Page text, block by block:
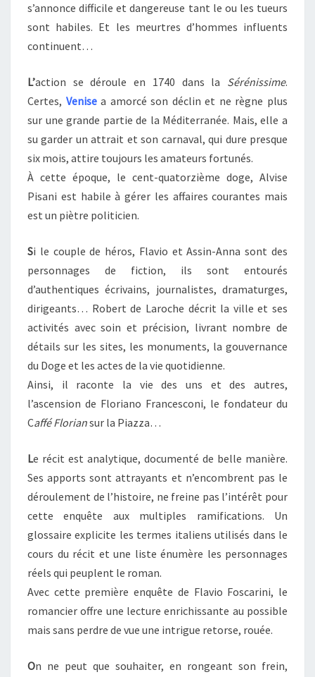
s’annonce difficile et dangereuse tant le ou les tueurs
sont habiles. Et les meurtres d’hommes influents
continuent…
L’action se déroule en 1740 dans la Sérénissime.
Certes, Venise a amorcé son déclin et ne règne plus
sur une grande partie de la Méditerranée. Mais, elle a
su garder un attrait et son carnaval, qui dure presque
six mois, attire toujours les amateurs fortunés.
À cette époque, le cent-quatorzième doge, Alvise
Pisani est habile à gérer les affaires courantes mais
est un piètre politicien.
Si le couple de héros, Flavio et Assin-Anna sont des
personnages de fiction, ils sont entourés
d’authentiques écrivains, journalistes, dramaturges,
dirigeants… Robert de Laroche décrit la ville et ses
activités avec soin et précision, livrant nombre de
détails sur les sites, les monuments, la gouvernance
du Doge et les actes de la vie quotidienne.
Ainsi, il raconte la vie des uns et des autres,
l’ascension de Floriano Francesconi, le fondateur du
Caffé Floriansur la Piazza…
Le récit est analytique, documenté de belle manière.
Ses apports sont attrayants et n’encombrent pas le
déroulement de l’histoire, ne freine pas l’intérêt pour
cette enquête aux multiples ramifications. Un
glossaire explicite les termes italiens utilisés dans le
cours du récit et une liste énumère les personnages
réels qui peuplent le roman.
Avec cette première enquête de Flavio Foscarini, le
romancier offre une lecture enrichissante au possible
mais sans perdre de vue une intrigue retorse, rouée.
On ne peut que souhaiter, en rongeant son frein,